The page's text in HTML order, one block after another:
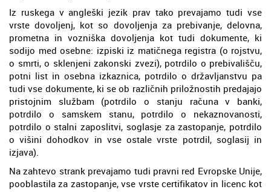
Iz ruskega v angleški jezik prav tako prevajamo tudi vse
vrste dovoljenj, kot so dovoljenja za prebivanje, delovna,
prometna in vozniška dovoljenja kot tudi dokumente, ki
sodijo med osebne: izpiski iz matičnega registra (o rojstvu,
o smrti, o sklenjeni zakonski zvezi), potrdilo o prebivališču,
potni list in osebna izkaznica, potrdilo o državljanstvu pa
tudi vse dokumente, ki se ob različnih priložnostih predajajo
pristojnim službam (potrdilo o stanju računa v banki,
potrdilo o samskem stanu, potrdilo o nekaznovanosti,
potrdilo o stalni zaposlitvi, soglasje za zastopanje, potrdilo
o višini dohodkov in vse ostale vrste potrdil, soglasij in
izjava).
Na zahtevo strank prevajamo tudi pravni red Evropske Unije,
pooblastila za zastopanje, vse vrste certifikatov in licenc kot